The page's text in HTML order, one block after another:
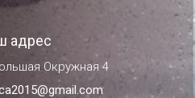
адрес
Окружная 4